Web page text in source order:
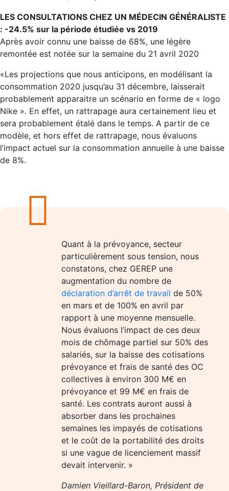
LES CONSULTATIONS CHEZ UN MÉDECIN GÉNÉRALISTE
: -24.5% sur la période étudiée vs 2019
Après avoir connu une baisse de 68%, une légère
remontée est notée sur la semaine du 21 avril 2020
«Les projections que nous anticipons, en modélisant la
consommation 2020 jusqu’au 31 décembre, laisserait
probablement apparaitre un scénario en forme de « logo
Nike ». En effet, un rattrapage aura certainement lieu et
sera probablement étalé dans le temps. A partir de ce
modèle, et hors effet de rattrapage, nous évaluons
l’impact actuel sur la consommation annuelle à une baisse
de 8%.
Quant à la prévoyance, secteur
particulièrement sous tension, nous
constatons, chez GEREP une
augmentation du nombre de
déclaration d’arrêt de travail de 50%
en mars et de 100% en avril par
rapport à une moyenne mensuelle.
Nous évaluons l’impact de ces deux
mois de chômage partiel sur 50% des
salariés, sur la baisse des cotisations
prévoyance et frais de santé des OC
collectives à environ 300 M€ en
prévoyance et 99 M€ en frais de
santé. Les contrats auront aussi à
absorber dans les prochaines
semaines les impayés de cotisations
et le coût de la portabilité des droits
si une vague de licenciement massif
devait intervenir. »
Damien Vieillard-Baron, Président de